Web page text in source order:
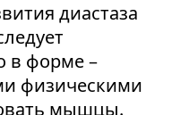
диастаза
в форме –
физическими
мышцы.